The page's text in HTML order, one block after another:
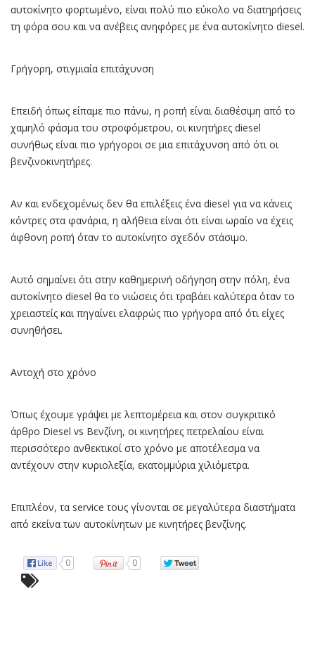
αυτοκίνητο φορτωμένο, είναι πολύ πιο εύκολο να διατηρήσεις
τη φόρα σου και να ανέβεις ανηφόρες με ένα αυτοκίνητο diesel.
Γρήγορη, στιγμιαία επιτάχυνση
Επειδή όπως είπαμε πιο πάνω, η ροπή είναι διαθέσιμη από το
χαμηλό φάσμα του στροφόμετρου, οι κινητήρες diesel
συνήθως είναι πιο γρήγοροι σε μια επιτάχυνση από ότι οι
βενζινοκινητήρες.
Αν και ενδεχομένως δεν θα επιλέξεις ένα diesel για να κάνεις
κόντρες στα φανάρια, η αλήθεια είναι ότι είναι ωραίο να έχεις
άφθονη ροπή όταν το αυτοκίνητο σχεδόν στάσιμο.
Αυτό σημαίνει ότι στην καθημερινή οδήγηση στην πόλη, ένα
αυτοκίνητο diesel θα το νιώσεις ότι τραβάει καλύτερα όταν το
χρειαστείς και πηγαίνει ελαφρώς πιο γρήγορα από ότι είχες
συνηθήσει.
Αντοχή στο χρόνο
Όπως έχουμε γράψει με λεπτομέρεια και στον συγκριτικό
άρθρο Diesel vs Βενζίνη, οι κινητήρες πετρελαίου είναι
περισσότερο ανθεκτικοί στο χρόνο με αποτέλεσμα να
αντέχουν στην κυριολεξία, εκατομμύρια χιλιόμετρα.
Επιπλέον, τα service τους γίνονται σε μεγαλύτερα διαστήματα
από εκείνα των αυτοκίνητων με κινητήρες βενζίνης.
0 0